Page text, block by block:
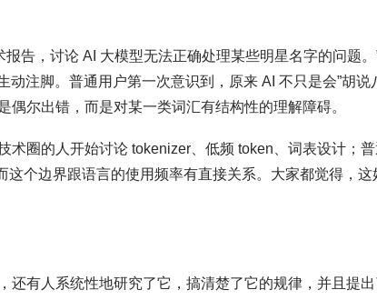
告，讨论 AI 大模型无法正确处理某些明星名字的问题。
注脚。普通用户第一次意识到，原来 AI 不只是会”胡说
尔出错，而是对某一类词汇有结构性的理解障碍。
术圈的人开始讨论 tokenizer、低频 token、词表设计；
这个边界跟语言的使用频率有直接关系。大家都觉得，这
还有人系统性地研究了它，搞清楚了它的规律，并且提